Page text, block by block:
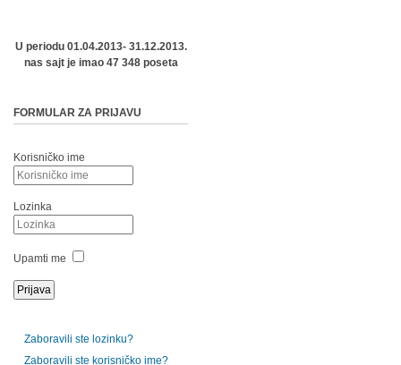
U periodu 01.04.2013- 31.12.2013.
nas sajt je imao 47 348 poseta
FORMULAR ZA PRIJAVU
Korisničko ime
Lozinka
Upamti me
Zaboravili ste lozinku?
Zaboravili ste korisničko ime?